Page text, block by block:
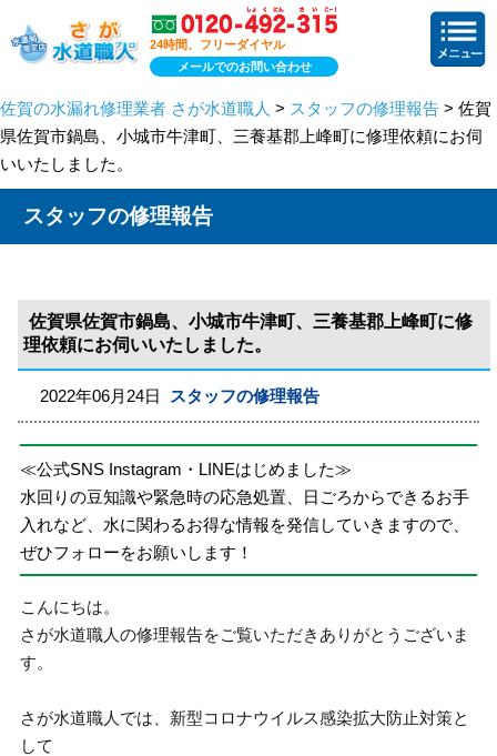
24時間、フリーダイヤル
メールでのお問い合わせ
佐賀の水漏れ修理業者 さが水道職人 > スタッフの修理報告 > 佐賀
県佐賀市鍋島、小城市牛津町、三養基郡上峰町に修理依頼にお伺
いいたしました。
スタッフの修理報告
佐賀県佐賀市鍋島、小城市牛津町、三養基郡上峰町に修
理依頼にお伺いいたしました。
2022年06月24日 スタッフの修理報告
≪公式SNS Instagram・LINEはじめました≫
水回りの豆知識や緊急時の応急処置、日ごろからできるお手
入れなど、水に関わるお得な情報を発信していきますので、
ぜひフォローをお願いします！
こんにちは。
さが水道職人の修理報告をご覧いただきありがとうございま
す。
さが水道職人では、新型コロナウイルス感染拡大防止対策と
して